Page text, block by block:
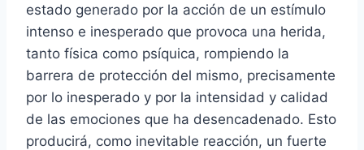
estado generado por la acción de un estímulo
intenso e inesperado que provoca una herida,
tanto física como psíquica, rompiendo la
barrera de protección del mismo, precisamente
por lo inesperado y por la intensidad y calidad
de las emociones que ha desencadenado. Esto
producirá, como inevitable reacción, un fuerte